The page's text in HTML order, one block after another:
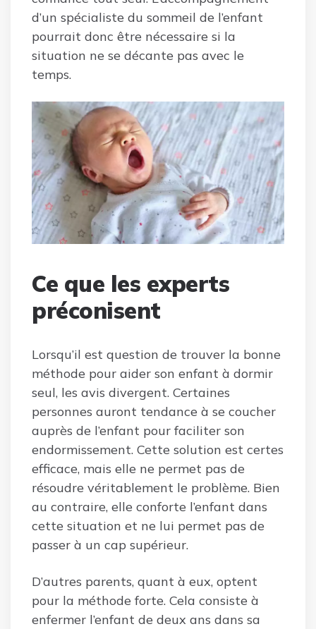
d’un spécialiste du sommeil de l’enfant
pourrait donc être nécessaire si la
situation ne se décante pas avec le
temps.
Ce que les experts
préconisent
Lorsqu’il est question de trouver la bonne
méthode pour aider son enfant à dormir
seul, les avis divergent. Certaines
personnes auront tendance à se coucher
auprès de l’enfant pour faciliter son
endormissement. Cette solution est certes
efficace, mais elle ne permet pas de
résoudre véritablement le problème. Bien
au contraire, elle conforte l’enfant dans
cette situation et ne lui permet pas de
passer à un cap supérieur.
D’autres parents, quant à eux, optent
pour la méthode forte. Cela consiste à
enfermer l’enfant de deux ans dans sa